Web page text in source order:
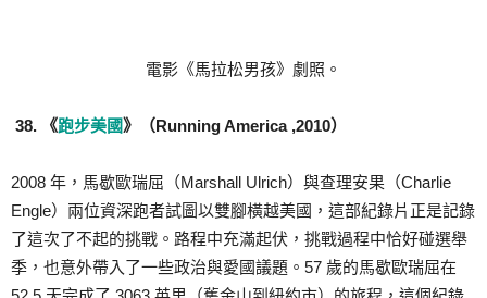
電影《馬拉松男孩》劇照。
38. 《跑步美國》（Running America ,2010）
2008 年，馬歇歐瑞屈（Marshall Ulrich）與查理安果（Charlie
Engle）兩位資深跑者試圖以雙腳橫越美國，這部紀錄片正是記錄
了這次了不起的挑戰。路程中充滿起伏，挑戰過程中恰好碰選舉
季，也意外帶入了一些政治與愛國議題。57 歲的馬歇歐瑞屈在